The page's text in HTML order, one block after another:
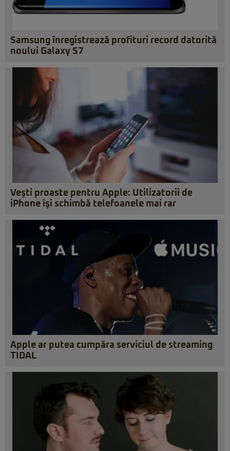
Samsung înregistrează profituri record datorită
noului Galaxy S7
Veşti proaste pentru Apple: Utilizatorii de
iPhone îşi schimbă telefoanele mai rar
Apple ar putea cumpăra serviciul de streaming
TIDAL